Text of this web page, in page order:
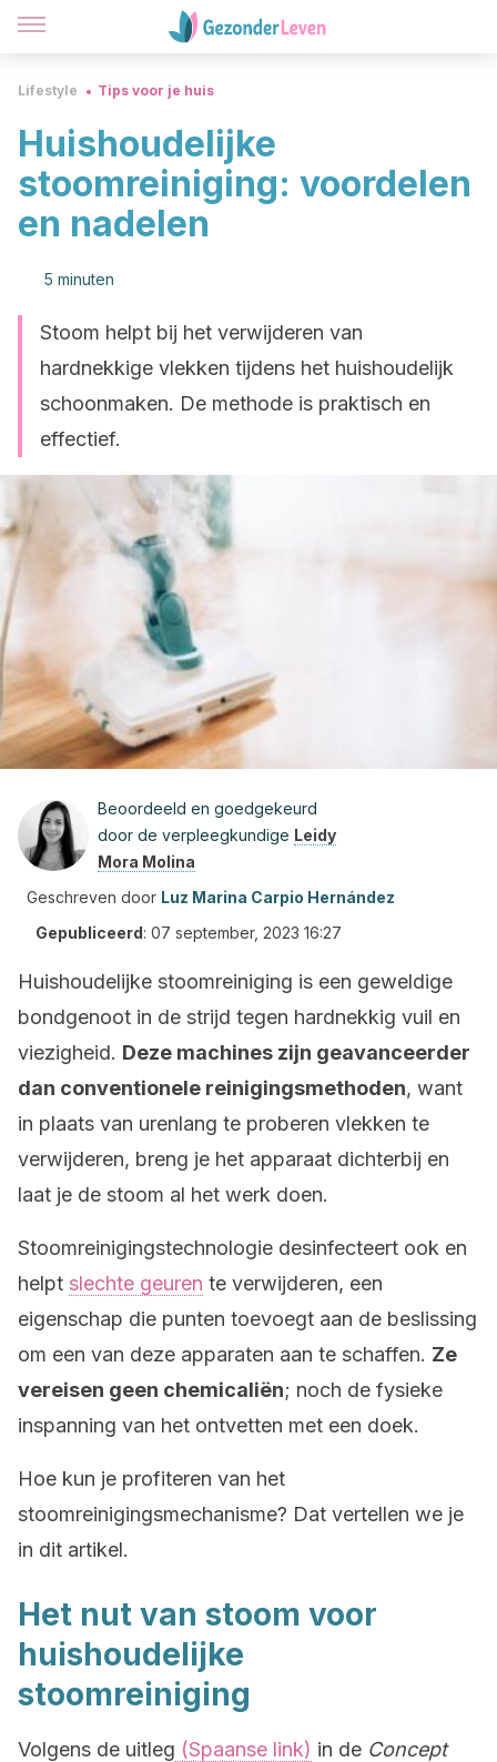
Lifestyle Tips voor je huis
Huishoudelijke
stoomreiniging: voordelen
en nadelen
5 minuten
Stoom helpt bij het verwijderen van
hardnekkige vlekken tijdens het huishoudelijk
schoonmaken. De methode is praktisch en
effectief.
Beoordeeld en goedgekeurd
door de verpleegkundige Leidy
Mora Molina
Geschreven door Luz Marina Carpio Hernández
Gepubliceerd: 07 september, 2023 16:27
Huishoudelijke stoomreiniging is een geweldige
bondgenoot in de strijd tegen hardnekkig vuil en
viezigheid. Deze machines zijn geavanceerder
dan conventionele reinigingsmethoden, want
in plaats van urenlang te proberen vlekken te
verwijderen, breng je het apparaat dichterbij en
laat je de stoom al het werk doen.
Stoomreinigingstechnologie desinfecteert ook en
helpt slechte geuren te verwijderen, een
eigenschap die punten toevoegt aan de beslissing
om een van deze apparaten aan te schaffen. Ze
vereisen geen chemicaliën; noch de fysieke
inspanning van het ontvetten met een doek.
Hoe kun je profiteren van het
stoomreinigingsmechanisme? Dat vertellen we je
in dit artikel.
Het nut van stoom voor
huishoudelijke
stoomreiniging
Volgens de uitleg (Spaanse link) in de Concept